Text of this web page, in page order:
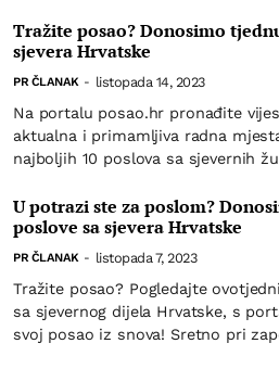
Tražite posao? Donosimo
sjevera Hrvatske
PR ČLANAK - listopada 14, 2023
Na portalu posao.hr pronađite
aktualna i primamljiva radna
najboljih 10 poslova sa sjevernih
U potrazi ste za poslom?
poslove sa sjevera Hrvatske
PR ČLANAK - listopada 7, 2023
Tražite posao? Pogledajte
sa sjevernog dijela Hrvatske, s
svoj posao iz snova! Sretno pri